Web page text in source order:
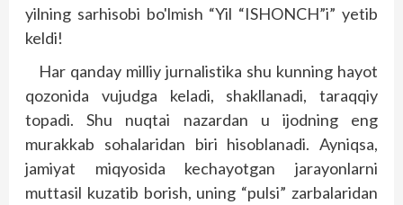
yilning sarhisobi bo'lmish “Yil “ISHONCH”i” yetib
keldi!
Har qanday milliy jurnalistika shu kunning hayot
qozonida vujudga keladi, shakllanadi, taraqqiy
topadi. Shu nuqtai nazardan u ijodning eng
murakkab sohalaridan biri hisoblanadi. Ayniqsa,
jamiyat miqyosida kechayotgan jarayonlarni
muttasil kuzatib borish, uning “pulsi” zarbalaridan